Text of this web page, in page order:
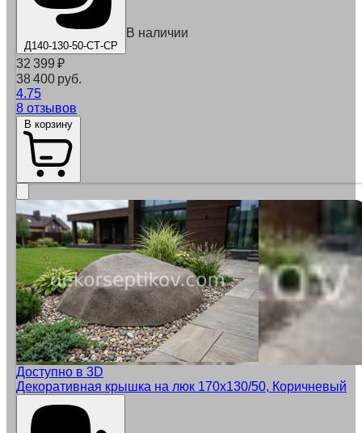
Д140-130-50-СТ-СР
В наличии
32 399 ₽
38 400 руб.
4.75
8 отзывов
Доступно в 3D
Декоративная крышка на люк 170х130/50, Коричневый